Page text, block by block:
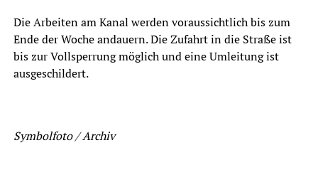
Die Arbeiten am Kanal werden voraussichtlich bis zum
Ende der Woche andauern. Die Zufahrt in die Straße ist
bis zur Vollsperrung möglich und eine Umleitung ist
ausgeschildert.
Symbolfoto / Archiv